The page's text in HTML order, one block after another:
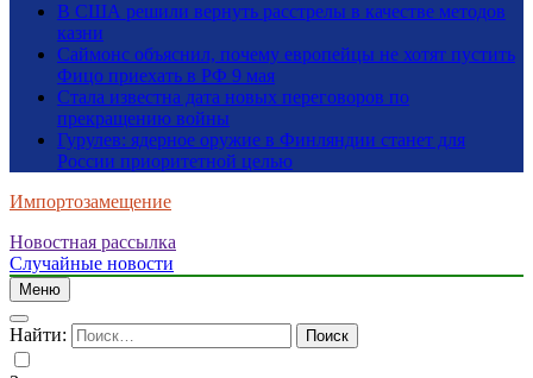
В США решили вернуть расстрелы в качестве методов
казни
Саймонс объяснил, почему европейцы не хотят пустить
Фицо приехать в РФ 9 мая
Стала известна дата новых переговоров по
прекращению войны
Гурулев: ядерное оружие в Финляндии станет для
России приоритетной целью
Импортозамещение
Новостная рассылка
Случайные новости
Меню
Найти: